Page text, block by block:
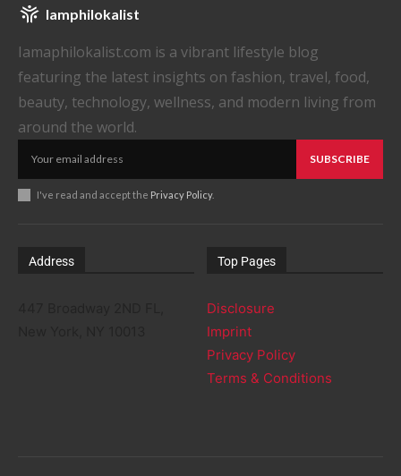
Iamphilokalist
Iamaphilokalist.com is a vibrant lifestyle blog
featuring the latest insights on fashion, travel, food,
beauty, technology, wellness, and modern living from
around the world.
SUBSCRIBE
I've read and accept the Privacy Policy.
Address Top Pages
Disclosure
Imprint
Privacy Policy
Terms & Conditions